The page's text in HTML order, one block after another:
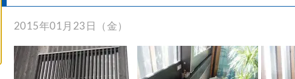
2015年01月23日（金）